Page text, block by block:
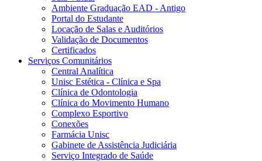
Ambiente Graduação EAD - Antigo
Portal do Estudante
Locação de Salas e Auditórios
Validação de Documentos
Certificados
Serviços Comunitários
Central Analítica
Unisc Estética - Clínica e Spa
Clínica de Odontologia
Clínica do Movimento Humano
Complexo Esportivo
Conexões
Farmácia Unisc
Gabinete de Assistência Judiciária
Serviço Integrado de Saúde